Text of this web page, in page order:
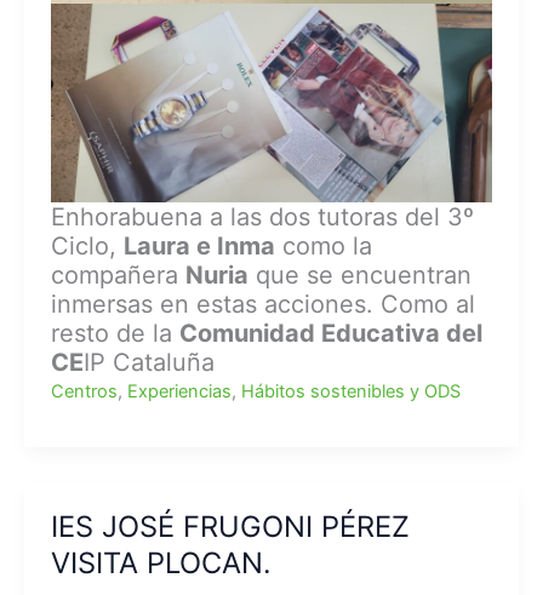
Enhorabuena a las dos tutoras del 3º
Ciclo, Laura e Inma como la
compañera Nuria que se encuentran
inmersas en estas acciones. Como al
resto de la Comunidad Educativa del
CEIP Cataluña
Centros, Experiencias, Hábitos sostenibles y ODS
IES JOSÉ FRUGONI PÉREZ
VISITA PLOCAN.